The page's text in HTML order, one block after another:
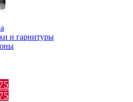
и гарнитуры